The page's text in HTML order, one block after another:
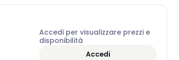
Accedi per visualizzare prezzi e
disponibilità
Accedi